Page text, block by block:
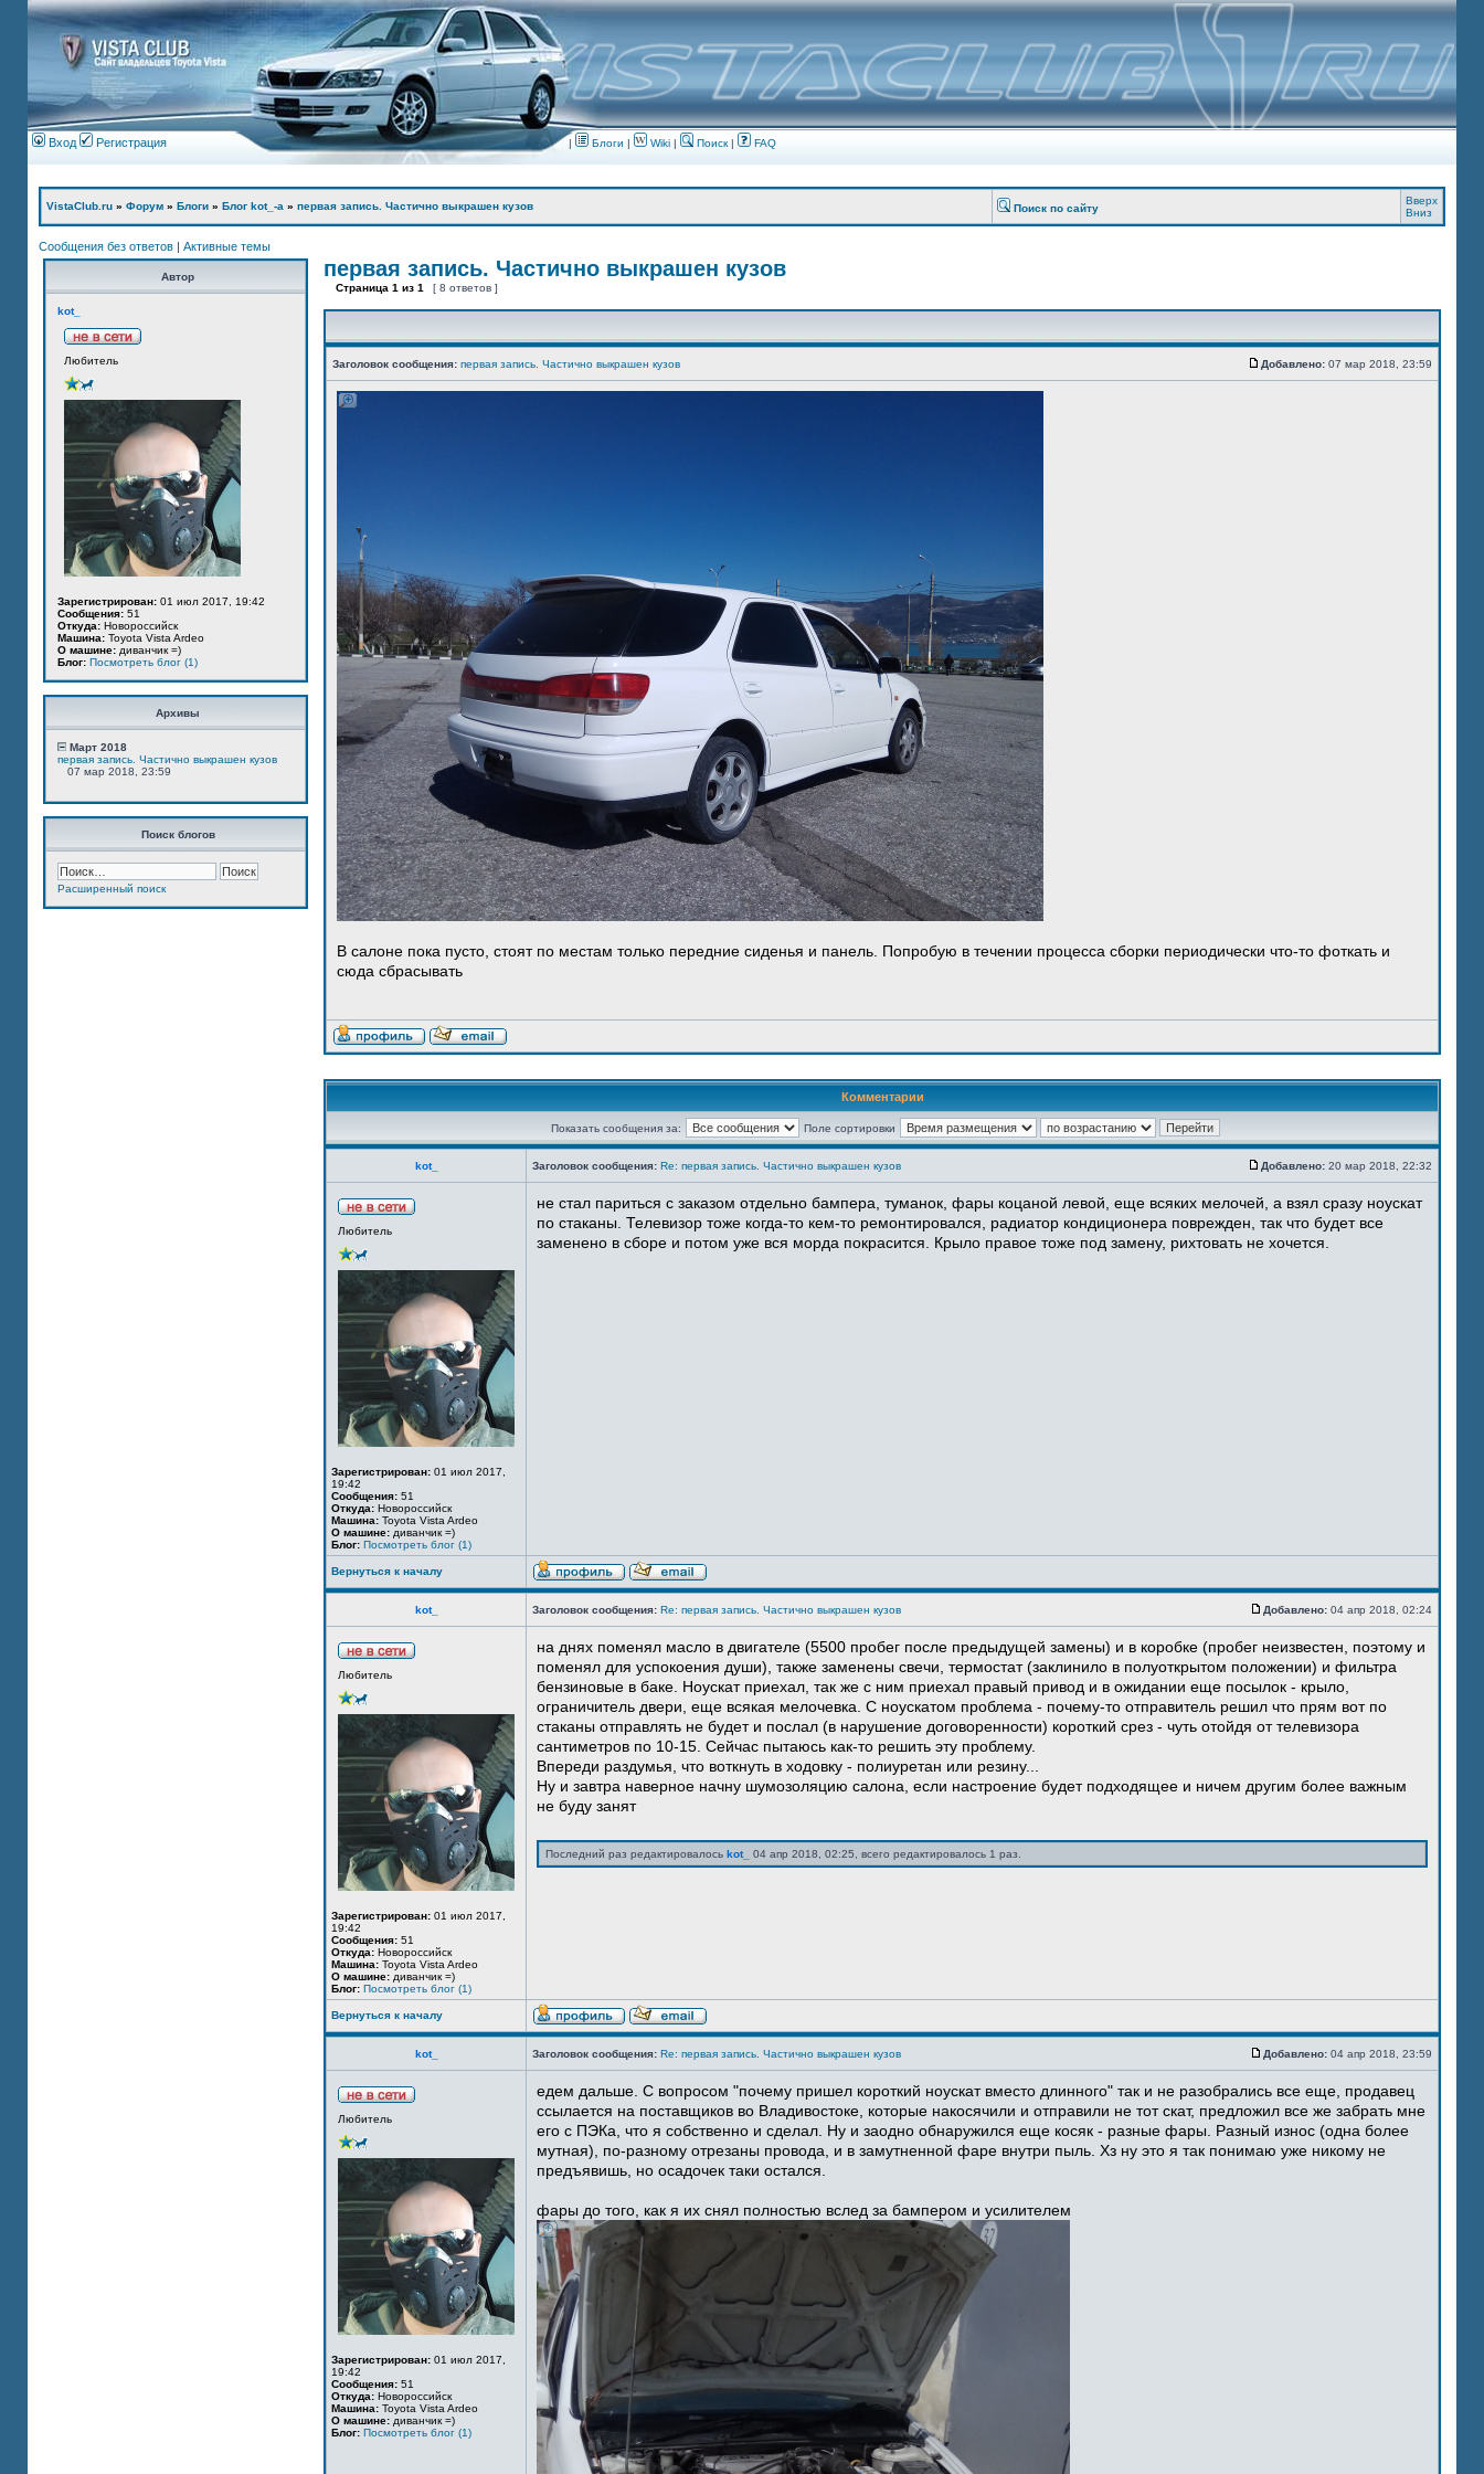
Вход Регистрация | Блоги | Wiki | Поиск| FAQ
VistaClub.ru » Форум » Блоги » Блог kot_-а » первая запись. Частично выкрашен кузов Поиск по сайту
Вверх
Вниз
Сообщения без ответов | Активные темы
Автор
kot_
Любитель
Зарегистрирован: 01 июл 2017, 19:42
Сообщения: 51
Откуда: Новороссийск
Машина: Toyota Vista Ardeo
О машине: диванчик =)
Блог: Посмотреть блог (1)
Архивы
Март 2018
первая запись. Частично выкрашен кузов
07 мар 2018, 23:59
Поиск блогов
Расширенный поиск
первая запись. Частично выкрашен кузов
Страница 1 из 1 [ 8 ответов ]
Заголовок сообщения: первая запись. Частично выкрашен кузов Добавлено: 07 мар 2018, 23:59
В салоне пока пусто, стоят по местам только передние сиденья и панель. Попробую в течении процесса сборки периодически что-то фоткать и
сюда сбрасывать
Комментарии
Показать сообщения за: Поле сортировки
kot_ Заголовок сообщения: Re: первая запись. Частично выкрашен кузов Добавлено: 20 мар 2018, 22:32
Любитель
Зарегистрирован: 01 июл 2017,
19:42
Сообщения: 51
Откуда: Новороссийск
Машина: Toyota Vista Ardeo
О машине: диванчик =)
Блог: Посмотреть блог (1)
не стал париться с заказом отдельно бампера, туманок, фары коцаной левой, еще всяких мелочей, а взял сразу ноускат
по стаканы. Телевизор тоже когда-то кем-то ремонтировался, радиатор кондиционера поврежден, так что будет все
заменено в сборе и потом уже вся морда покрасится. Крыло правое тоже под замену, рихтовать не хочется.
Вернуться к началу
kot_ Заголовок сообщения: Re: первая запись. Частично выкрашен кузов Добавлено: 04 апр 2018, 02:24
Любитель
Зарегистрирован: 01 июл 2017,
19:42
Сообщения: 51
Откуда: Новороссийск
Машина: Toyota Vista Ardeo
О машине: диванчик =)
Блог: Посмотреть блог (1)
на днях поменял масло в двигателе (5500 пробег после предыдущей замены) и в коробке (пробег неизвестен, поэтому и
поменял для успокоения души), также заменены свечи, термостат (заклинило в полуоткрытом положении) и фильтра
бензиновые в баке. Ноускат приехал, так же с ним приехал правый привод и в ожидании еще посылок - крыло,
ограничитель двери, еще всякая мелочевка. С ноускатом проблема - почему-то отправитель решил что прям вот по
стаканы отправлять не будет и послал (в нарушение договоренности) короткий срез - чуть отойдя от телевизора
сантиметров по 10-15. Сейчас пытаюсь как-то решить эту проблему.
Впереди раздумья, что воткнуть в ходовку - полиуретан или резину...
Ну и завтра наверное начну шумозоляцию салона, если настроение будет подходящее и ничем другим более важным
не буду занят
Последний раз редактировалось kot_ 04 апр 2018, 02:25, всего редактировалось 1 раз.
Вернуться к началу
kot_ Заголовок сообщения: Re: первая запись. Частично выкрашен кузов Добавлено: 04 апр 2018, 23:59
Любитель
Зарегистрирован: 01 июл 2017,
19:42
Сообщения: 51
Откуда: Новороссийск
Машина: Toyota Vista Ardeo
О машине: диванчик =)
Блог: Посмотреть блог (1)
едем дальше. С вопросом "почему пришел короткий ноускат вместо длинного" так и не разобрались все еще, продавец
ссылается на поставщиков во Владивостоке, которые накосячили и отправили не тот скат, предложил все же забрать мне
его с ПЭКа, что я собственно и сделал. Ну и заодно обнаружился еще косяк - разные фары. Разный износ (одна более
мутная), по-разному отрезаны провода, и в замутненной фаре внутри пыль. Хз ну это я так понимаю уже никому не
предъявишь, но осадочек таки остался.
фары до того, как я их снял полностью вслед за бампером и усилителем